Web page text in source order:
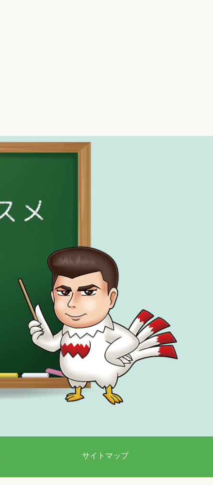
サイトマップ